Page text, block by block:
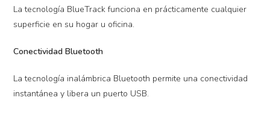
La tecnología BlueTrack funciona en prácticamente cualquier
superficie en su hogar u oficina.
Conectividad Bluetooth
La tecnología inalámbrica Bluetooth permite una conectividad
instantánea y libera un puerto USB.